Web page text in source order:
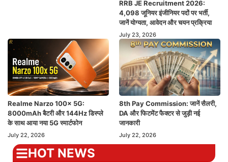
RRB JE Recruitment 2026:
4,098 जूनियर इंजीनियर पदों पर भर्ती,
जानें योग्यता, आवेदन और चयन प्रक्रिया
July 23, 2026
Realme Narzo 100x 5G:
8000mAh बैटरी और 144Hz डिस्प्ले
के साथ आया नया 5G स्मार्टफोन
July 22, 2026
8th Pay Commission: जानें सैलरी,
DA और फिटमेंट फैक्टर से जुड़ी नई
जानकारी
July 22, 2026
HOT NEWS